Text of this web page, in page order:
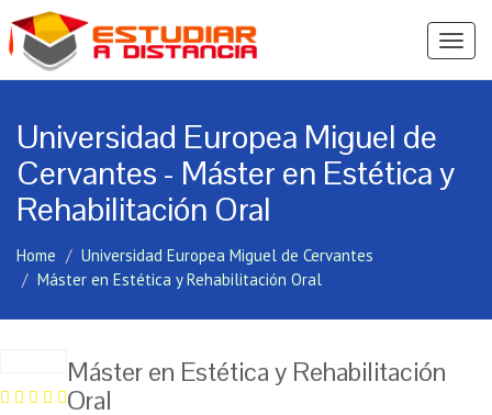
Ver
Universidad Europea Miguel de
Cervantes - Máster en Estética y
Rehabilitación Oral
Home
Universidad Europea Miguel de Cervantes
Máster en Estética y Rehabilitación Oral
Máster en Estética y Rehabilitación
Oral